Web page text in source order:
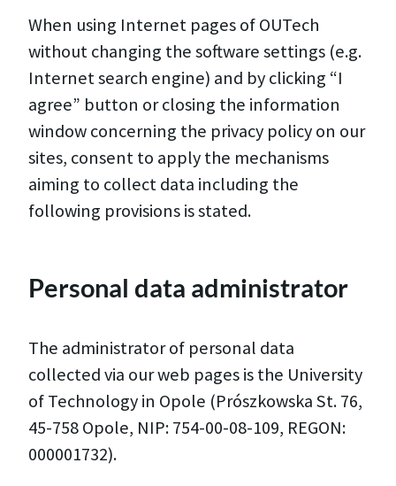
When using Internet pages of OUTech
without changing the software settings (e.g.
Internet search engine) and by clicking “I
agree” button or closing the information
window concerning the privacy policy on our
sites, consent to apply the mechanisms
aiming to collect data including the
following provisions is stated.
Personal data administrator
The administrator of personal data
collected via our web pages is the University
of Technology in Opole (Prószkowska St. 76,
45-758 Opole, NIP: 754-00-08-109, REGON:
000001732).